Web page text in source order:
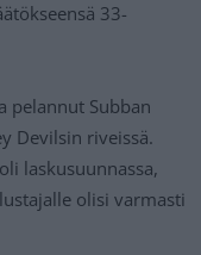
33-
pelannut Subban
Devilsin riveissä.
laskusuunnassa,
olisi varmasti